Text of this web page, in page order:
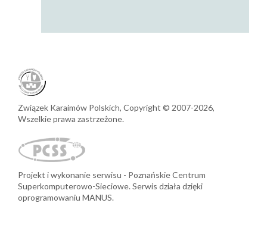
Związek Karaimów Polskich, Copyright © 2007-2026,
Wszelkie prawa zastrzeżone.
Projekt i wykonanie serwisu
Poznańskie Centrum
Superkomputerowo-Sieciowe. Serwis działa dzięki
oprogramowaniu MANUS.